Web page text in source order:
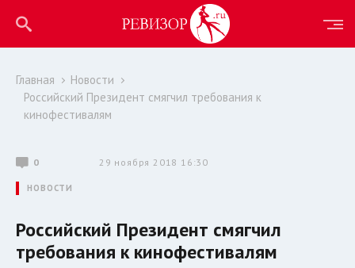
Главная
Новости
Российский Президент смягчил требования к
кинофестивалям
0 29 ноября 2018 16:30
НОВОСТИ
Российский Президент смягчил
требования к кинофестивалям